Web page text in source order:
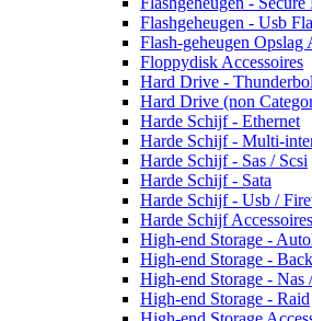
Flashgeheugen - Usb
Flash-geheugen Opslag
Floppydisk Accessoires
Hard Drive -
Hard Drive (non
Harde Schijf - Ethernet
Harde Schijf - Multi-
Harde Schijf - Sas / Scsi
Harde Schijf - Sata
Harde Schijf - Usb /
Harde Schijf Accessoires
High-end Storage -
High-end Storage -
High-end Storage - Nas
High-end Storage - Raid